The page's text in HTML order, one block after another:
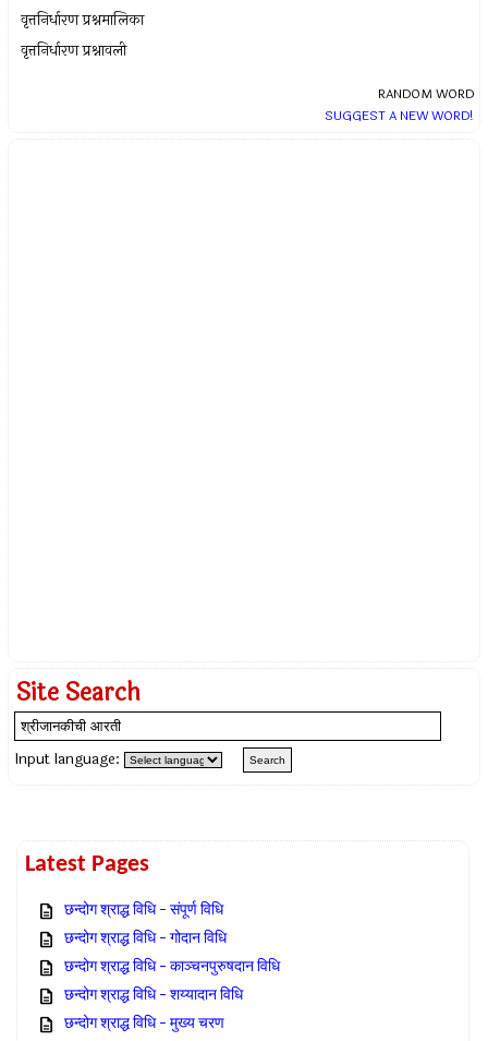
वृत्तनिर्धारण प्रश्नमालिका
वृत्तनिर्धारण प्रश्नावली
RANDOM WORD
SUGGEST A NEW WORD!
Site Search
Input language:
Latest Pages
छन्दोग श्राद्ध विधि – संपूर्ण विधि
छन्दोग श्राद्ध विधि – गोदान विधि
छन्दोग श्राद्ध विधि – काञ्चनपुरुषदान विधि
छन्दोग श्राद्ध विधि – शय्यादान विधि
छन्दोग श्राद्ध विधि – मुख्य चरण